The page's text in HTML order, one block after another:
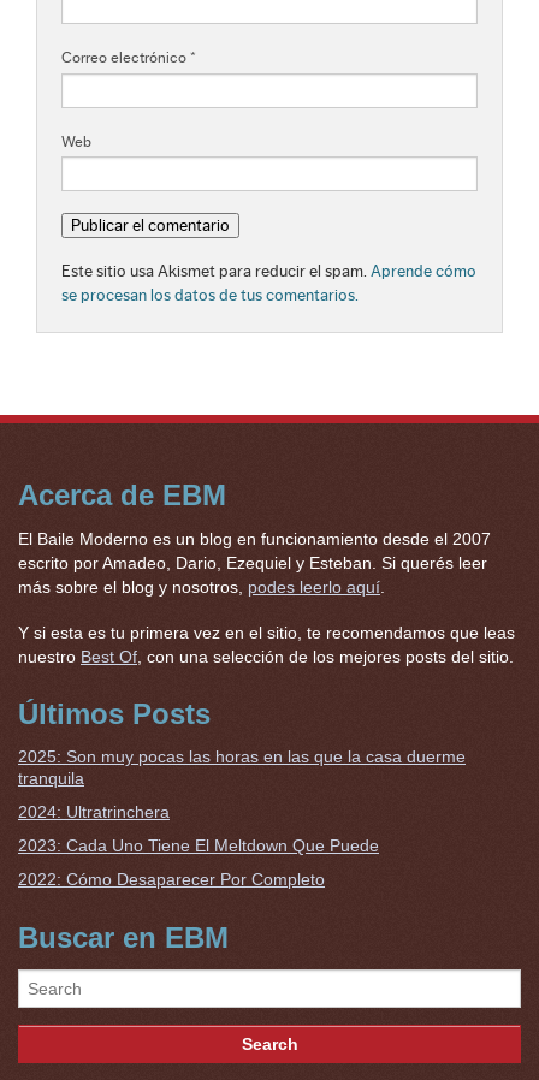
Correo electrónico *
Web
Este sitio usa Akismet para reducir el spam. Aprende cómo
se procesan los datos de tus comentarios.
Acerca de EBM
El Baile Moderno es un blog en funcionamiento desde el 2007
escrito por Amadeo, Dario, Ezequiel y Esteban. Si querés leer
más sobre el blog y nosotros, podes leerlo aquí
Y si esta es tu primera vez en el sitio, te recomendamos que leas
nuestro Best Of , con una selección de los mejores posts del sitio.
Últimos Posts
2025: Son muy pocas las horas en las que la casa duerme
tranquila
2024: Ultratrinchera
2023: Cada Uno Tiene El Meltdown Que Puede
2022: Cómo Desaparecer Por Completo
Buscar en EBM